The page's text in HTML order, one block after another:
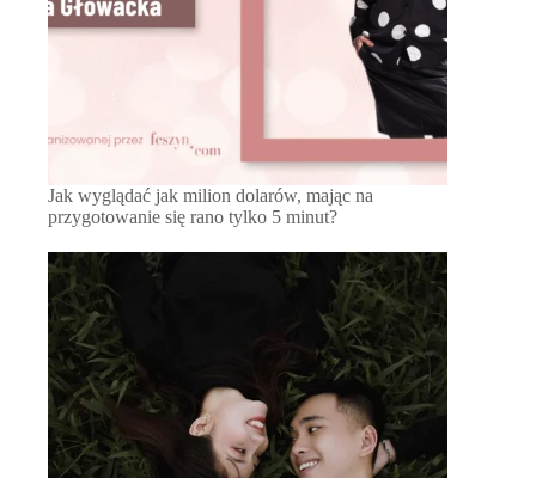
Jak wyglądać jak milion dolarów, mając na
przygotowanie się rano tylko 5 minut?